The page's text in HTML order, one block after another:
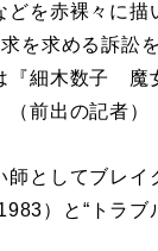
どを赤裸々に
を求める訴訟
『細木数子 魔
前出の記者）
としてブレイ
）と“トラブ